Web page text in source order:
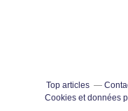
Top articles
Cookies et données